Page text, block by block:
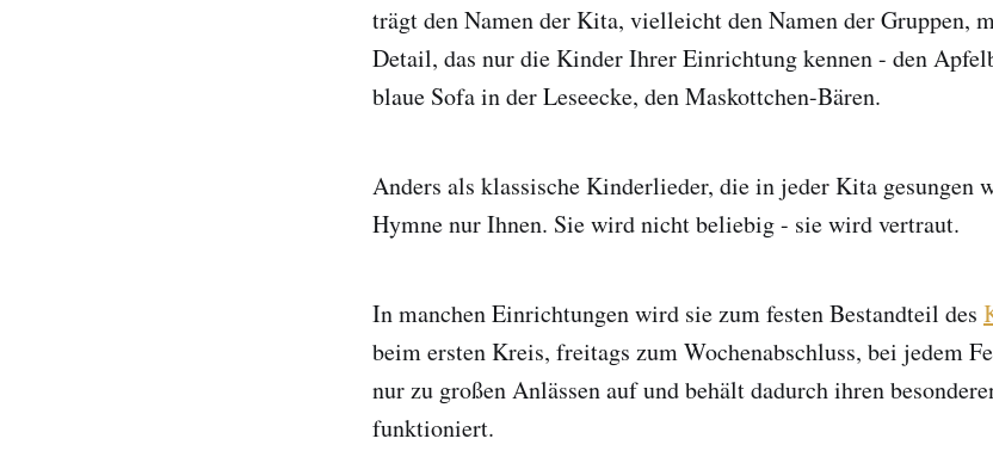
trägt den Namen der Kita, vielleicht den Namen der Gruppen,
Detail, das nur die Kinder Ihrer Einrichtung kennen - den
blaue Sofa in der Leseecke, den Maskottchen-Bären.
Anders als klassische Kinderlieder, die in jeder Kita gesungen
Hymne nur Ihnen. Sie wird nicht beliebig - sie wird vertraut.
In manchen Einrichtungen wird sie zum festen Bestandteil des
beim ersten Kreis, freitags zum Wochenabschluss, bei jedem
nur zu großen Anlässen auf und behält dadurch ihren
funktioniert.